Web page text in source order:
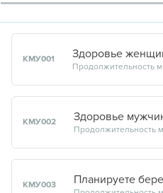
КМУ001 Здоровье
КМУ002 Здоровье
КМУ003 Планируете